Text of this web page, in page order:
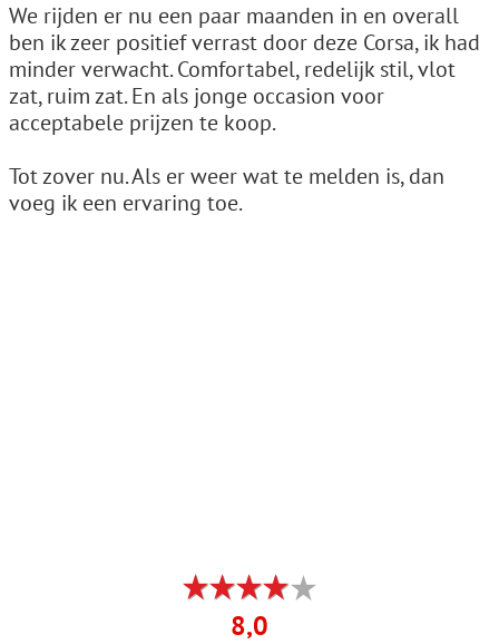
We rijden er nu een paar maanden in en overall
ben ik zeer positief verrast door deze Corsa, ik had
minder verwacht. Comfortabel, redelijk stil, vlot
zat, ruim zat. En als jonge occasion voor
acceptabele prijzen te koop.
Tot zover nu. Als er weer wat te melden is, dan
voeg ik een ervaring toe.
8,0